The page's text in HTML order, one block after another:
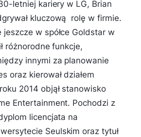
letniej kariery w LG, Brian
kluczową rolę w firmie.
jeszcze w spółce Goldstar w
różnorodne funkcje,
innymi za planowanie
oraz kierował działem
2014 objął stanowisko
Entertainment. Pochodzi z
licencjata na
Seulskim oraz tytuł